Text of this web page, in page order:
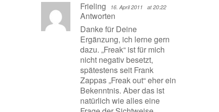
Frieling 16. April 2011 at 20:22
Antworten
Danke für Deine
Ergänzung, ich lerne gern
dazu. „Freak“ ist für mich
nicht negativ besetzt,
spätestens seit Frank
Zappas „Freak out“ eher ein
Bekenntnis. Aber das ist
natürlich wie alles eine